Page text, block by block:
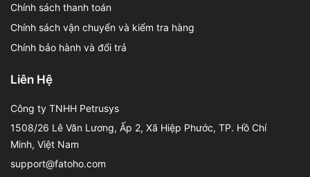
Chính sách thanh toán
Chính sách vận chuyển và kiểm tra hàng
Chính bảo hành và đổi trả
Liên Hệ
Công ty TNHH Petrusys
1508/26 Lê Văn Lương, Ấp 2, Xã Hiệp Phước, TP. Hồ Chí
Minh, Việt Nam
support@fatoho.com